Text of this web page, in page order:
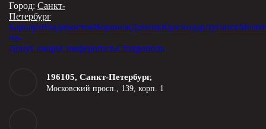
Город: Санкт-
Петербург
БарнаулВладивостокВоронежДонецкКраснодарЛуганск
на-
ДонуСамараСимферопольСтаврополь
196105, Санкт-Петербург,
Московский просп., 139, корп. 1